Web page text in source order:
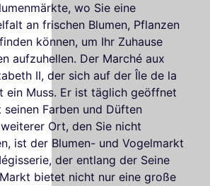
wo Sie eine
an frischen Blumen, Pflanzen
können, um Ihr Zuhause
aufzuhellen. Der Marché aux
II, der sich auf der Île de la
ein Muss. Er ist täglich geöffnet
Farben und Düften
Ort, den Sie nicht
ist der Blumen- und Vogelmarkt
der entlang der Seine
bietet nicht nur eine große